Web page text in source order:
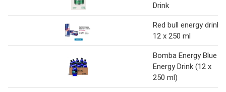
Drink
Red bull energy drink
12 x 250 ml
Bomba Energy Blue
Energy Drink (12 x
250 ml)